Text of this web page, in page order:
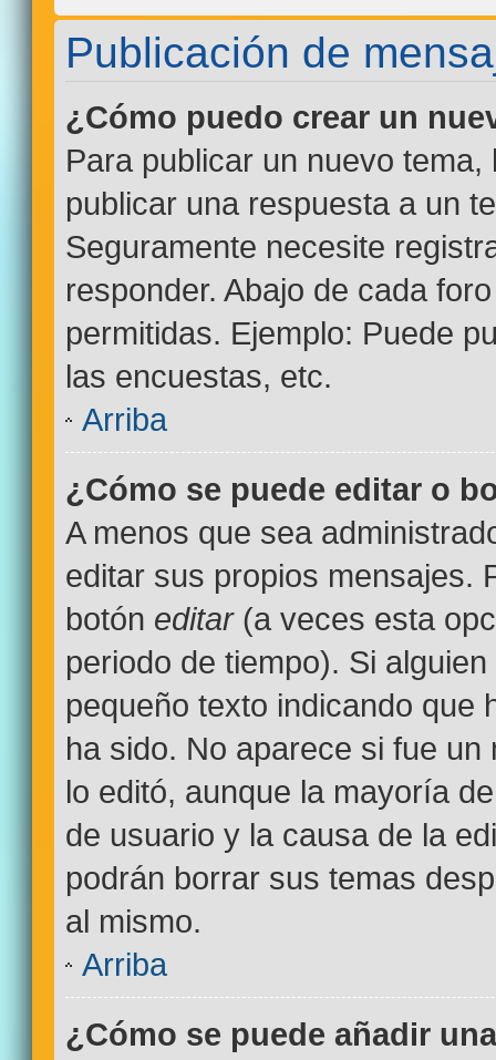
Publicación de
¿Cómo puedo crear un
Para publicar un nuevo
publicar una respuesta a un
Seguramente necesite
responder. Abajo de cada
permitidas. Ejemplo: Puede
las encuestas, etc.
Arriba
¿Cómo se puede editar o
A menos que sea
editar sus propios mensajes.
botón editar(a veces esta
periodo de tiempo). Si
pequeño texto indicando que
ha sido. No aparece si fue
lo editó, aunque la mayoría
de usuario y la causa de la
podrán borrar sus temas
al mismo.
Arriba
¿Cómo se puede añadir